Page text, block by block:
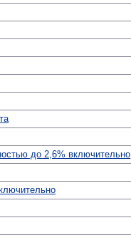
до 2,6% включительно